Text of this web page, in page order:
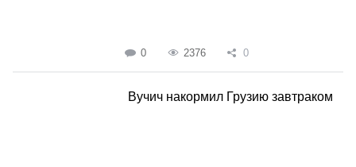
0 2376 0
Вучич накормил Грузию завтраком